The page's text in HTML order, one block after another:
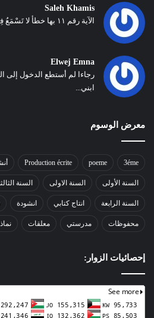
Saleh Khamis
الآية رقم ١١ بها خطأ لا تَسْمَعُ فِيها لاغِيَةً لقد ضمت التا...
Elwej Emna
رجاءا لم أستطع الدخول إلى
ابني...
معرض الوسوم
3éme
poeme
Production écrite
السنة الأولى السنة الاولى السنة
السنة الرابعة انتاج كتابي انشودة
محفوظات مدرستي معلقات
إحصائيات الزوار: